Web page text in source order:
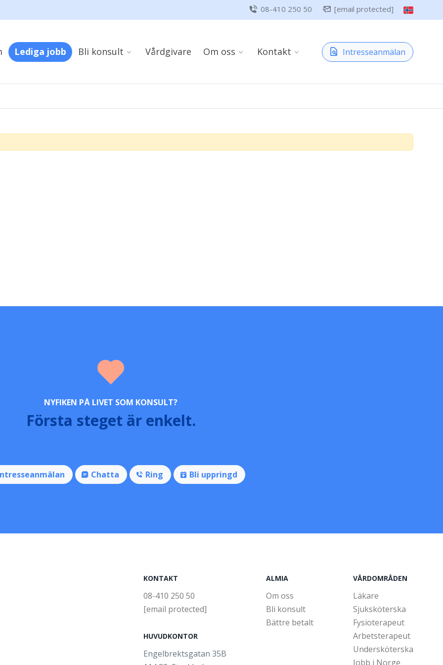
08-410 250 50 [email protected]
Lediga jobb Bli konsult Vårdgivare Om oss Kontakt Intresseanmälan
NYFIKEN PÅ LIVET SOM KONSULT?
Första steget är enkelt.
Chatta Ring Bli uppringd
KONTAKT
08-410 250 50
[email protected]
HUVUDKONTOR
Engelbrektsgatan 35B
ALMIA
Om oss
Bli konsult
Bättre betalt
VÅRDOMRÅDEN
Läkare
Sjuksköterska
Fysioterapeut
Arbetsterapeut
Undersköterska
Jobb i Norge